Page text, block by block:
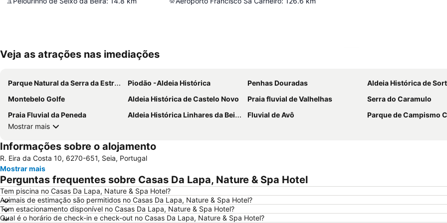
Veja as atrações nas imediações
Parque Natural da Serra da Estrela Piodão -Aldeia Histórica Penhas Douradas
Aldeia Histórica de
Montebelo Golfe
Aldeia Histórica de Castelo Novo Praia fluvial de Valhelhas
Serra do Caramulo
Praia Fluvial da Peneda
Aldeia Histórica Linhares da Beira Fluvial de Avô
Parque de Campismo Curral do
Mostrar mais
Informações sobre o alojamento
R. Eira da Costa 10, 6270-651, Seia, Portugal
Mostrar mais
Perguntas frequentes sobre Casas Da Lapa, Nature & Spa Hotel
Tem piscina no Casas Da Lapa, Nature & Spa Hotel?
Animais de estimação são permitidos no Casas Da Lapa, Nature & Spa Hotel?
Tem estacionamento disponível no Casas Da Lapa, Nature & Spa Hotel?
Qual é o horário de check-in e check-out no Casas Da Lapa, Nature & Spa Hotel?